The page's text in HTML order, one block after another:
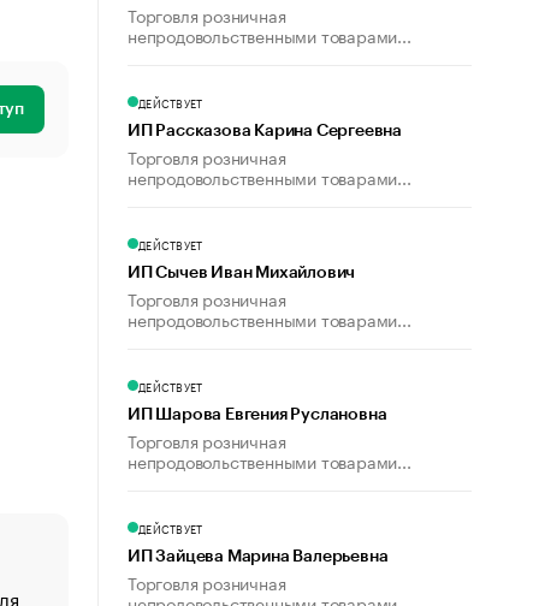
«От спорта тело стареет иначе». Как живет глава
Торговля розничная
непродовольственными товарами...
ДЕЙСТВУЕТ
ИП Рассказова Карина Сергеевна
Торговля розничная
непродовольственными товарами...
ДЕЙСТВУЕТ
ИП Сычев Иван Михайлович
Торговля розничная
непродовольственными товарами...
ДЕЙСТВУЕТ
ИП Шарова Евгения Руслановна
Торговля розничная
непродовольственными товарами...
ДЕЙСТВУЕТ
ИП Зайцева Марина Валерьевна
Торговля розничная